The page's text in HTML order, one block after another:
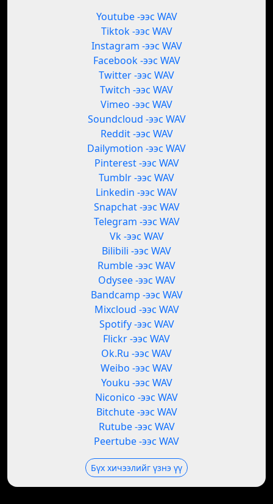
Youtube -ээс WAV
Tiktok -ээс WAV
Instagram -ээс WAV
Facebook -ээс WAV
Twitter -ээс WAV
Twitch -ээс WAV
Vimeo -ээс WAV
Soundcloud -ээс WAV
Reddit -ээс WAV
Dailymotion -ээс WAV
Pinterest -ээс WAV
Tumblr -ээс WAV
Linkedin -ээс WAV
Snapchat -ээс WAV
Telegram -ээс WAV
Vk -ээс WAV
Bilibili -ээс WAV
Rumble -ээс WAV
Odysee -ээс WAV
Bandcamp -ээс WAV
Mixcloud -ээс WAV
Spotify -ээс WAV
Flickr -ээс WAV
Ok.Ru -ээс WAV
Weibo -ээс WAV
Youku -ээс WAV
Niconico -ээс WAV
Bitchute -ээс WAV
Rutube -ээс WAV
Peertube -ээс WAV
Бүх хичээлийг үзнэ үү